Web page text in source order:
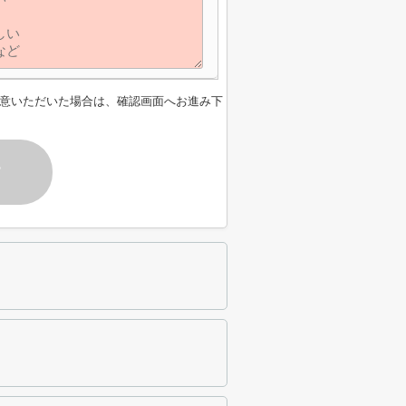
いただいた場合は、確認画面へお進み下